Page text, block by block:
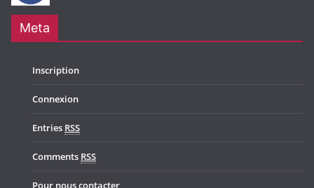
Meta
Inscription
Connexion
Entries RSS
Comments RSS
Pour nous contacter